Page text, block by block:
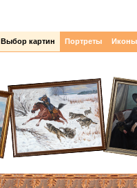
Выбор картин Портреты Иконы